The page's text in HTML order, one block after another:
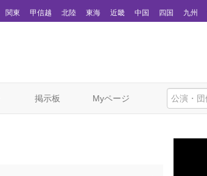
関東 甲信越 北陸 東海 近畿 中国 四国 九州
掲示板 Myページ